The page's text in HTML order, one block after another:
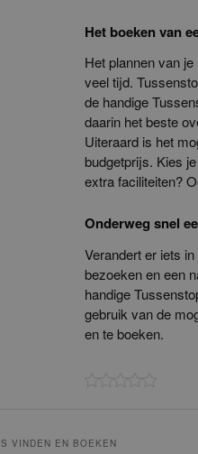
Het boeken van
Het plannen van
veel tijd.
de handige
daarin het beste
Uiteraard is het
budgetprijs. Kies
extra faciliteiten?
Onderweg snel
Verandert er iets
bezoeken en een
handige
gebruik van de
en te boeken.
VINDEN EN BOEKEN